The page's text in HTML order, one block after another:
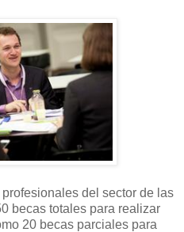
del sector de las
becas totales para realizar
20 becas parciales para